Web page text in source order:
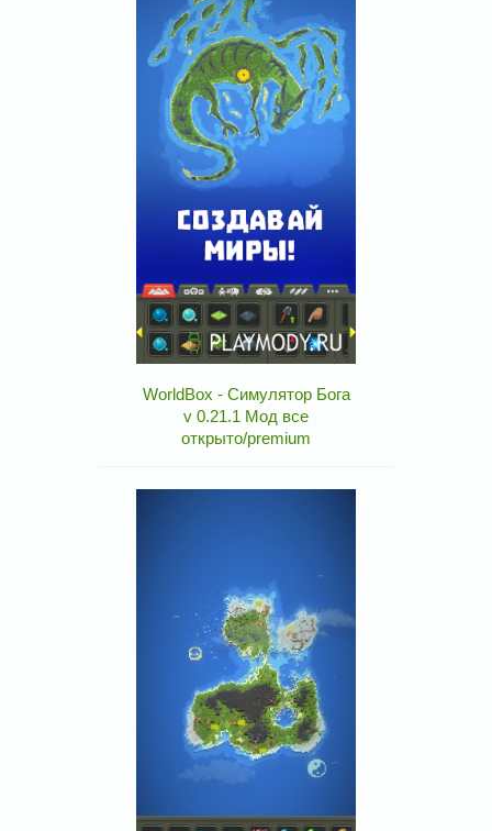
WorldBox - Симулятор Бога
v 0.21.1 Мод все
открыто/premium